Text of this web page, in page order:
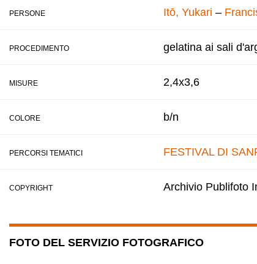
PERSONE Itō, Yukari –
PROCEDIMENTO gelatina ai sali
MISURE 2,4x3,6
COLORE b/n
PERCORSI TEMATICI FESTIVAL DI
COPYRIGHT Archivio Publifoto
FOTO DEL SERVIZIO FOTOGRAFICO